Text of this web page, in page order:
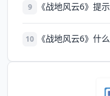
9 《战地风云6》提
10 《战地风云6》什